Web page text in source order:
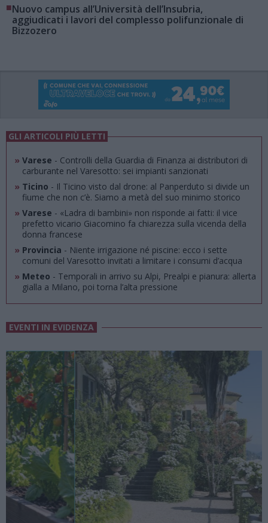
■Nuovo campus all’Università dell’Insubria,
aggiudicati i lavori del complesso polifunzionale di
Bizzozero
GLI ARTICOLI PIÙ LETTI
» Varese - Controlli della Guardia di Finanza ai distributori di
carburante nel Varesotto: sei impianti sanzionati
» Ticino - Il Ticino visto dal drone: al Panperduto si divide un
fiume che non c’è. Siamo a metà del suo minimo storico
» Varese - «Ladra di bambini» non risponde ai fatti: il vice
prefetto vicario Giacomino fa chiarezza sulla vicenda della
donna francese
» Provincia - Niente irrigazione né piscine: ecco i sette
comuni del Varesotto invitati a limitare i consumi d’acqua
» Meteo - Temporali in arrivo su Alpi, Prealpi e pianura: allerta
gialla a Milano, poi torna l’alta pressione
EVENTI IN EVIDENZA